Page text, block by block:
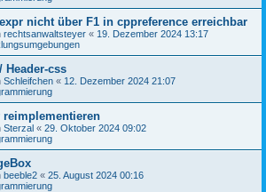
nicht über F1 in cppreference erreichbar
rechtsanwaltsteyer « 19. Dezember 2024 13:17
Header-css
Schleifchen « 12. Dezember 2024 21:07
reimplementieren
Sterzal « 29. Oktober 2024 09:02
beeble2 « 25. August 2024 00:16